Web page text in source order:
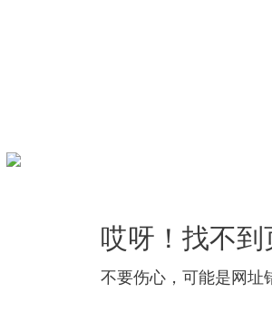
哎呀！找不到
不要伤心，可能是网址